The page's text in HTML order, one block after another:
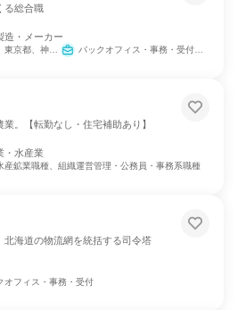
る総合職
造・メーカー
、広島県、徳島県、愛媛県、福岡県、大分県 バックオフィス・事務・受付、営業、製造・生産工程、SCM/生産管理/購買/物流、IT
。【転勤なし・住宅補助あり】
・水産業
産鉱業職種、組織運営管理・公務員・事務系職種
海道の物流網を統括する司令塔
オフィス・事務・受付